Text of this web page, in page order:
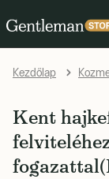
Kezdőlap
Kent